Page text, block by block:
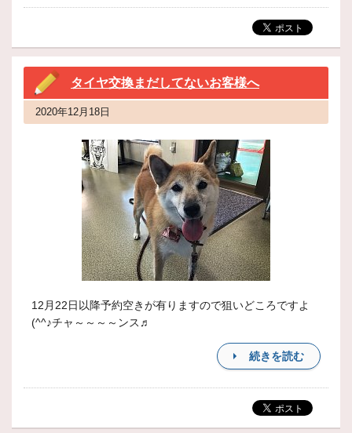
タイヤ交換まだしてないお客様へ
2020年12月18日
12月22日以降予約空きが有りますので狙いどころですよ
(^^♪チャ～～～～ンス♬
続きを読む